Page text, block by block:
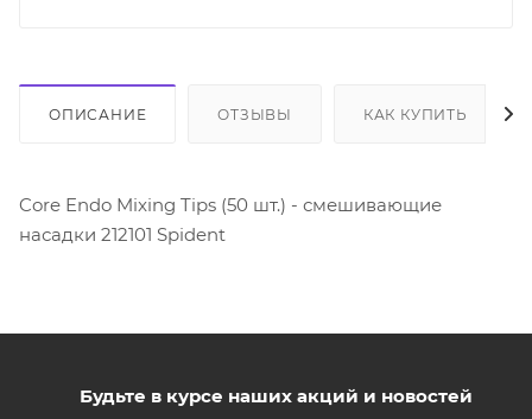
ОПИСАНИЕ ОТЗЫВЫ КАК КУПИТЬ
Core Endo Mixing Tips (50 шт.) - смешивающие
насадки 212101 Spident
Будьте в курсе наших акций и новостей